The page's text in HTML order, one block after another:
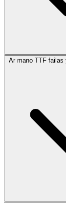
Ar mano TTF failas